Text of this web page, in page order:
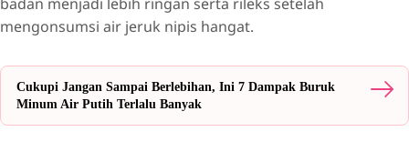
mengonsumsi air jeruk nipis hangat.
Cukupi Jangan Sampai Berlebihan, Ini 7 Dampak Buruk
Minum Air Putih Terlalu Banyak